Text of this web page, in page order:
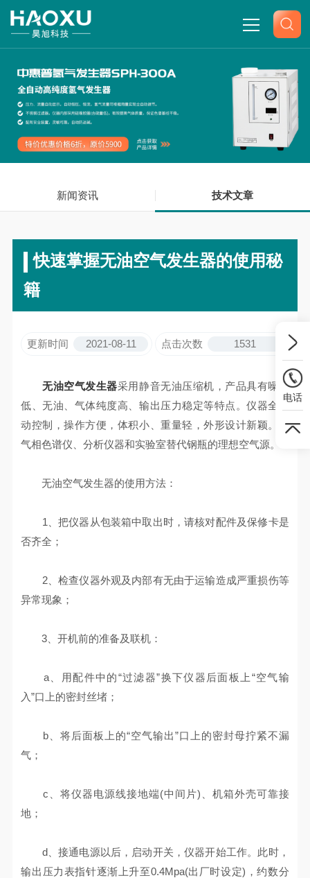
网站首页
关于我们
产品中心
技术文章
新闻资讯 技术文章
快速掌握无油空气发生器的使用秘
籍
更新时间 2021-08-11 点击次数 1531
无油空气发生器采用静音无油压缩机，产品具有噪音
低、无油、气体纯度高、输出压力稳定等特点。仪器全自
动控制，操作方便，体积小、重量轻，外形设计新颖。是
气相色谱仪、分析仪器和实验室替代钢瓶的理想空气源。
无油空气发生器的使用方法：
1、把仪器从包装箱中取出时，请核对配件及保修卡是
否齐全；
2、检查仪器外观及内部有无由于运输造成严重损伤等
异常现象；
3、开机前的准备及联机：
a、用配件中的“过滤器”换下仪器后面板上“空气输
入”口上的密封丝堵；
b、将后面板上的“空气输出”口上的密封母拧紧不漏
气；
c、将仪器电源线接地端(中间片)、机箱外壳可靠接
地；
d、接通电源以后，启动开关，仪器开始工作。此时，
输出压力表指针逐渐上升至0.4Mpa(出厂时设定)，约数分
电话